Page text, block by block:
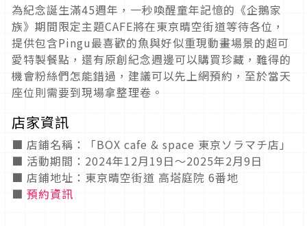
為紀念誕生滿45週年，一秒喚醒童年記憶的《企鵝家
族》期間限定主題CAFE將在東京晴空街道等待各位，
提供包含Pingu最喜歡的魚與好似重現動畫場景的超可
愛特製餐點，還有原創紀念週邊可以購買珍藏，難得的
機會粉絲們怎能錯過，建議可以先上網預約，至於當天
座位則需要到現場拿整理卷。
店家資訊
■ 店鋪名稱：「BOX cafe & space 東京ソラマチ店」
■ 活動期間：2024年12月19日～2025年2月9日
■ 店鋪地址：東京晴空街道 高塔庭院 6番地
■ 預約資訊